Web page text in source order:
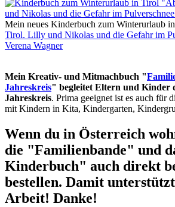
Mein neues Kinderbuch zum Winterurlaub
Tirol. Lilly und Nikolas und die Gefahr im
Verena Wagner
Mein Kreativ- und Mitmachbuch "
Jahreskreis" begleitet Eltern und Kinder
Jahreskreis. Prima geeignet ist es auch für
mit Kindern in Kita, Kindergarten,
Wenn du in Österreich
die "Familienbande" und
Kinderbuch" auch direkt
bestellen. Damit
Arbeit! Danke!